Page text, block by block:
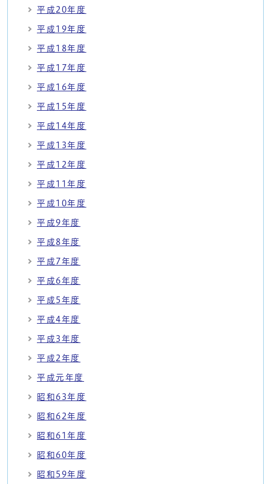
平成20年度
平成19年度
平成18年度
平成17年度
平成16年度
平成15年度
平成14年度
平成13年度
平成12年度
平成11年度
平成10年度
平成9年度
平成8年度
平成7年度
平成6年度
平成5年度
平成4年度
平成3年度
平成2年度
平成元年度
昭和63年度
昭和62年度
昭和61年度
昭和60年度
昭和59年度